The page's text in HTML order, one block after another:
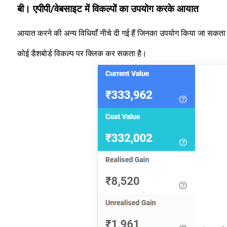
बी। एपीपी/वेबसाइट में विकल्पों का उपयोग करके आयात
आयात करने की अन्य विधियाँ नीचे दी गई हैं जिनका उपयोग किया जा सकता
कोई डैशबोर्ड विकल्प पर क्लिक कर सकता है।